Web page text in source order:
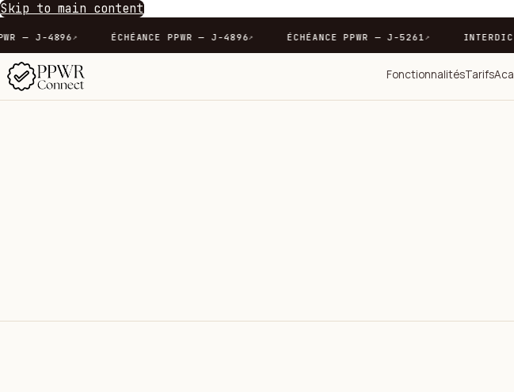
Skip to main content
PPWR — J-4896 ÉCHÉANCE PPWR — J-4896 ÉCHÉANCE PPWR — J-5261
FonctionnalitésTarifs